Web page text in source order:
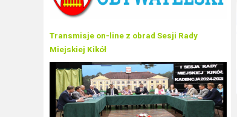
Transmisje on-line z obrad Sesji Rady
Miejskiej Kikół